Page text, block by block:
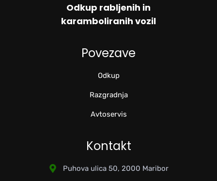
Odkup rabljenih in
karamboliranih vozil
Povezave
Odkup
Razgradnja
Avtoservis
Kontakt
Puhova ulica 50, 2000 Maribor